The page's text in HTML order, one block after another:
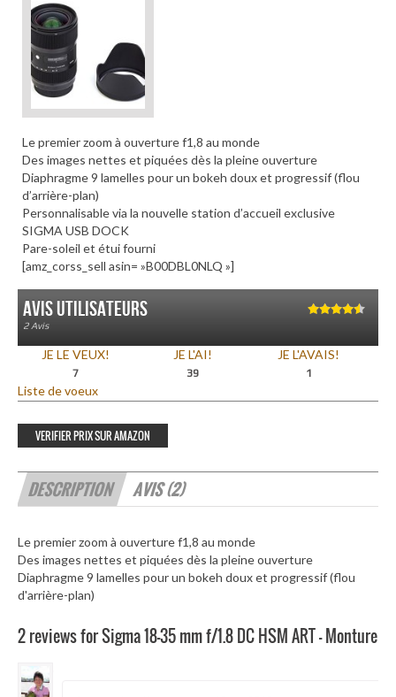
Le premier zoom à ouverture f1,8 au monde
Des images nettes et piquées dès la pleine ouverture
Diaphragme 9 lamelles pour un bokeh doux et progressif (flou
d’arrière-plan)
Personnalisable via la nouvelle station d’accueil exclusive
SIGMA USB DOCK
Pare-soleil et étui fourni
[amz_corss_sell asin= »B00DBL0NLQ »]
Avis utilisateurs
2 Avis
JE LE VEUX!
7
JE L'AI!
39
JE L'AVAIS!
1
Liste de voeux
VERIFIER PRIX SUR AMAZON
DESCRIPTION AVIS (2)
Le premier zoom à ouverture f1,8 au monde
Des images nettes et piquées dès la pleine ouverture
Diaphragme 9 lamelles pour un bokeh doux et progressif (flou
d'arrière-plan)
2 reviews for Sigma 18-35 mm f/1.8 DC HSM ART – Monture
16510